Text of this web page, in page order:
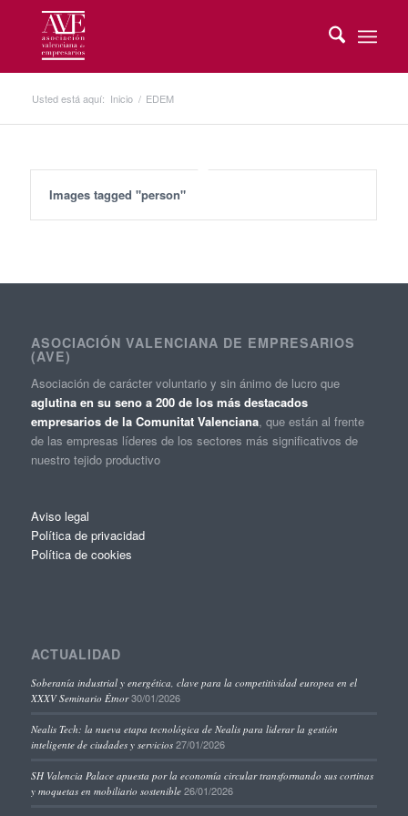
Usted está aquí: Inicio / EDEM
Images tagged "person"
ASOCIACIÓN VALENCIANA DE EMPRESARIOS
(AVE)
Asociación de carácter voluntario y sin ánimo de lucro que
aglutina en su seno a 200 de los más destacados
empresarios de la Comunitat Valenciana, que están al frente
de las empresas líderes de los sectores más significativos de
nuestro tejido productivo
Aviso legal
Política de privacidad
Política de cookies
ACTUALIDAD
Soberanía industrial y energética, clave para la competitividad europea en el
XXXV Seminario Étnor 30/01/2026
Nealis Tech: la nueva etapa tecnológica de Nealis para liderar la gestión
inteligente de ciudades y servicios 27/01/2026
SH Valencia Palace apuesta por la economía circular transformando sus cortinas
y moquetas en mobiliario sostenible 26/01/2026